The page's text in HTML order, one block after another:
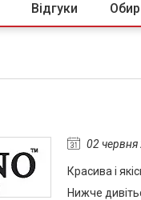
Відгуки
02 червня
Красива і
Нижче